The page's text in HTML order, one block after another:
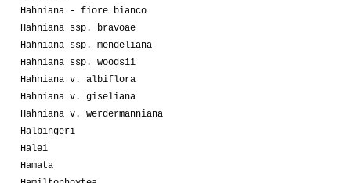
Hahniana - fiore bianco
Hahniana ssp. bravoae
Hahniana ssp. mendeliana
Hahniana ssp. woodsii
Hahniana v. albiflora
Hahniana v. giseliana
Hahniana v. werdermanniana
Halbingeri
Halei
Hamata